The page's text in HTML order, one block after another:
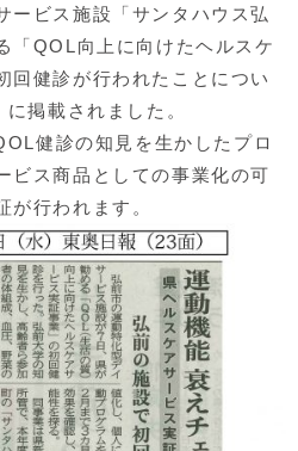
ービス施設「サンタハウス弘
「QOL向上に向けたヘルスケ
回健診が行われたことについ
掲載されました。
健診の知見を生かしたプロ
ビス商品としての事業化の可
が行われます。